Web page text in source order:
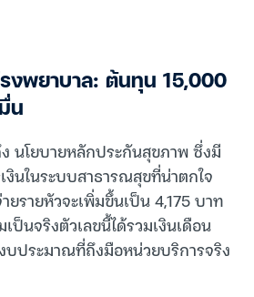
รงพยาบาล: ต้นทุน 15,000
น
นโยบายหลักประกันสุขภาพ ซึ่งมี
งินในระบบสาธารณสุขที่น่าตกใจ
รายหัวจะเพิ่มขึ้นเป็น 4,175 บาท
ป็นจริงตัวเลขนี้ได้รวมเงินเดือน
บประมาณที่ถึงมือหน่วยบริการจริง